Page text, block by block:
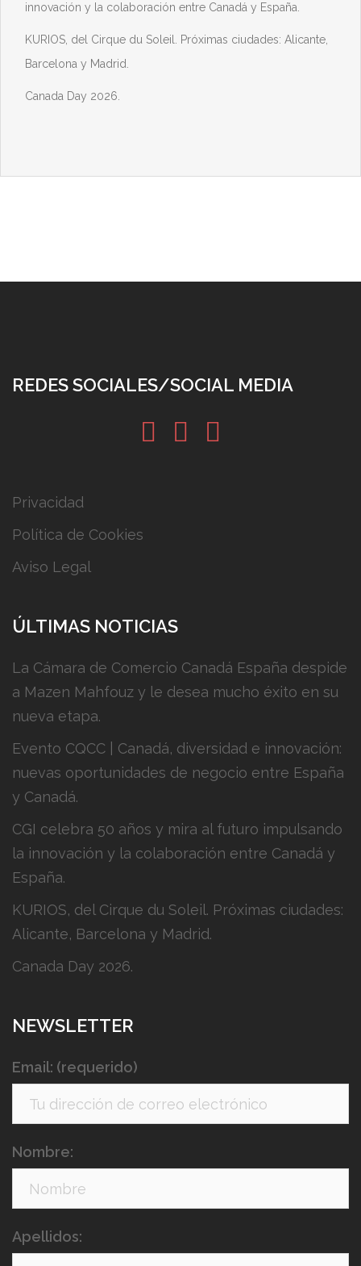
innovación y la colaboración entre Canadá y España.
KURIOS, del Cirque du Soleil. Próximas ciudades: Alicante,
Barcelona y Madrid.
Canada Day 2026.
REDES SOCIALES/SOCIAL MEDIA
Privacidad
Política de Cookies
Aviso Legal
ÚLTIMAS NOTICIAS
La Cámara de Comercio Canadá España despide
a Mazen Mahfouz y le desea mucho éxito en su
nueva etapa.
Evento CQCC | Canadá, diversidad e innovación:
nuevas oportunidades de negocio entre España
y Canadá.
CGI celebra 50 años y mira al futuro impulsando
la innovación y la colaboración entre Canadá y
España.
KURIOS, del Cirque du Soleil. Próximas ciudades:
Alicante, Barcelona y Madrid.
Canada Day 2026.
NEWSLETTER
Email: (requerido)
Nombre:
Apellidos: